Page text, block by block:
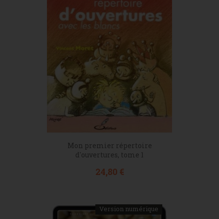
Mon premier répertoire
d'ouvertures, tome 1
Prix
24,80 €
Version numérique